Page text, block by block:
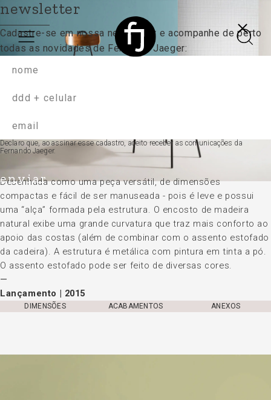
volta
cadeira
Desenhada como uma peça versátil, de dimensões
compactas e fácil de ser manuseada - pois é leve e possui
uma “alça” formada pela estrutura. O encosto de madeira
natural exibe uma grande curvatura que traz mais conforto ao
apoio das costas (além de combinar com o assento estofado
da cadeira). A estrutura é metálica com pintura em tinta a pó.
O assento estofado pode ser feito de diversas cores.
Lançamento | 2015
DIMENSÕES ACABAMENTOS ANEXOS
newsletter
Cadastre-se em nossa newsletter e acompanhede perto
todas as novidades de Fernando Jaeger:
Declaro que, ao assinar esse cadastro, aceito receber as comunicações da
Fernando Jaeger.
enviar